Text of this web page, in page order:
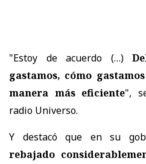
"Estoy de acuerdo (…)
gastamos, cómo
manera más eficiente",
radio Universo.
Y destacó que en su
rebajado